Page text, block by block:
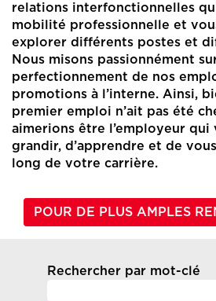
relations interfonctionnelles
mobilité professionnelle et
explorer différents postes et
Nous misons passionnément
perfectionnement de nos
promotions à l’interne. Ainsi,
premier emploi n’ait pas été
aimerions être l’employeur
grandir, d’apprendre et de
long de votre carrière.
POUR DE PLUS AMPLES
Rechercher par mot-clé